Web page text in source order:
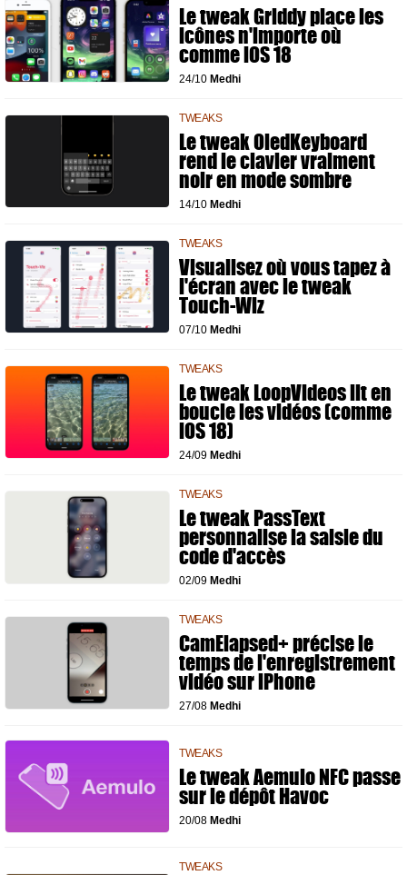
Le tweak Griddy place les
icônes n'importe où
comme iOS 18
24/10 Medhi
TWEAKS
Le tweak OledKeyboard
rend le clavier vraiment
noir en mode sombre
14/10 Medhi
TWEAKS
Visualisez où vous tapez à
l'écran avec le tweak
Touch-Wiz
07/10 Medhi
TWEAKS
Le tweak LoopVideos lit en
boucle les vidéos (comme
iOS 18)
24/09 Medhi
TWEAKS
Le tweak PassText
personnalise la saisie du
code d'accès
02/09 Medhi
TWEAKS
CamElapsed+ précise le
temps de l'enregistrement
vidéo sur iPhone
27/08 Medhi
TWEAKS
Le tweak Aemulo NFC passe
sur le dépôt Havoc
20/08 Medhi
TWEAKS